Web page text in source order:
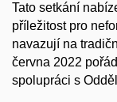
Tato setkání
příležitost pro
navazují na
června 2022
spolupráci s